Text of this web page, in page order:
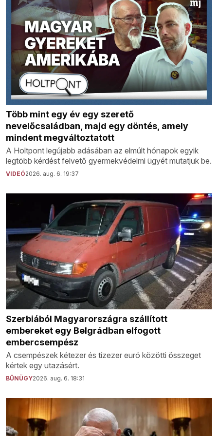
Több mint egy év egy szerető
nevelőcsaládban, majd egy döntés, amely
mindent megváltoztatott
A Holtpont legújabb adásában az elmúlt hónapok egyik
legtöbb kérdést felvető gyermekvédelmi ügyét mutatjuk be.
VIDEÓ2026. aug. 6. 19:37
Szerbiából Magyarországra szállított
embereket egy Belgrádban elfogott
embercsempész
A csempészek kétezer és tízezer euró közötti összeget
kértek egy utazásért.
BŰNÜGY2026. aug. 6. 18:31